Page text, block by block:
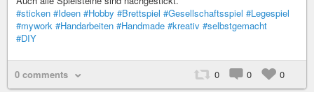
#sticken #Ideen #Hobby #Brettspiel #Gesellschaftsspiel #Legespiel
#mywork #Handarbeiten #Handmade #kreativ #selbstgemacht
#DIY
0 comments 0 0 0